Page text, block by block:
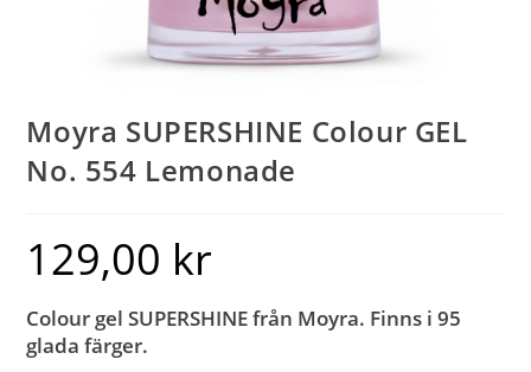
Moyra SUPERSHINE Colour GEL
No. 554 Lemonade
129,00 kr
Colour gel SUPERSHINE från Moyra. Finns i 95
glada färger.